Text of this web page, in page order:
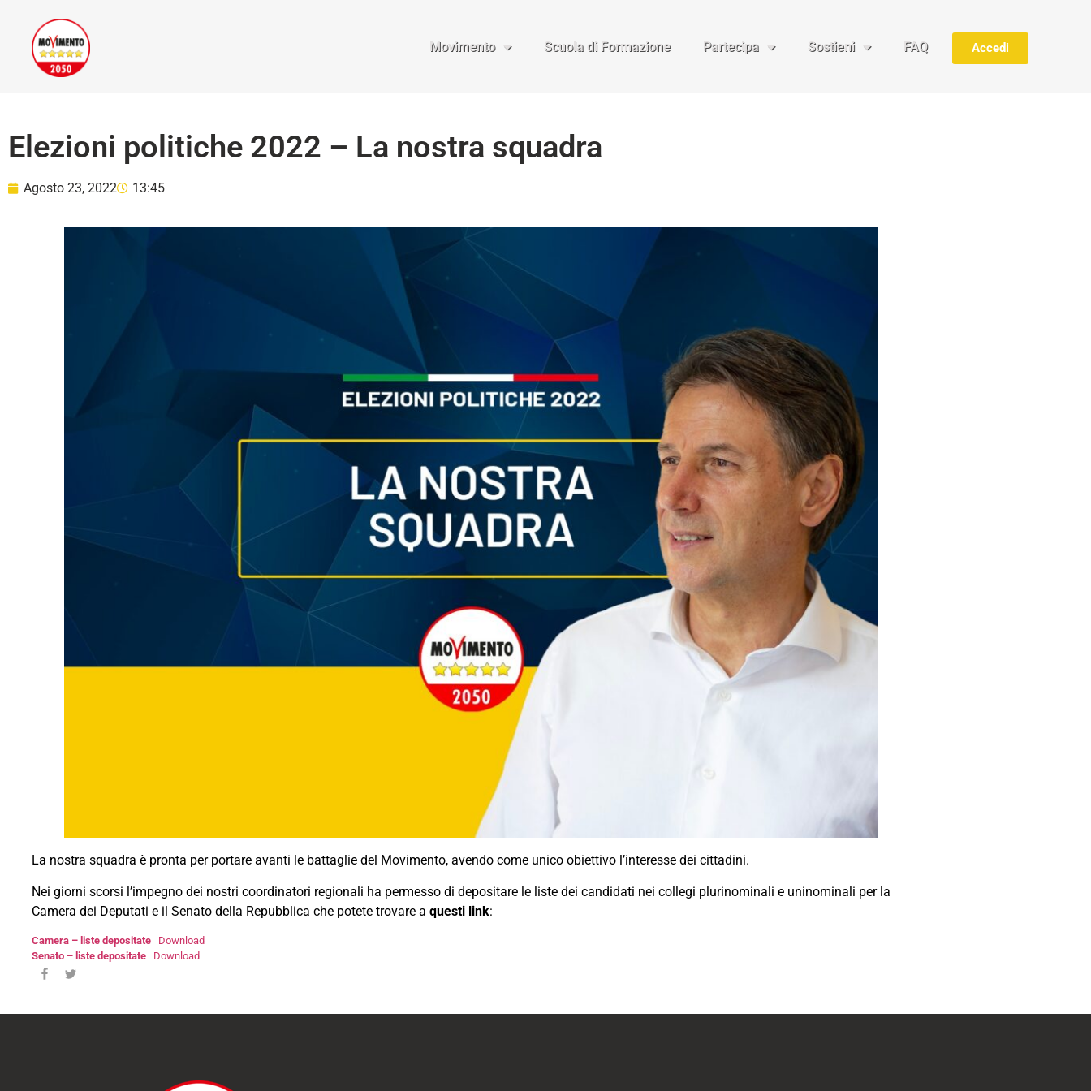
Movimento Scuola di Formazione Partecipa Sostieni FAQ Accedi
Elezioni politiche 2022 – La nostra squadra
Agosto 23, 2022 13:45
La nostra squadra è pronta per portare avanti le battaglie del Movimento, avendo come unico obiettivo l’interesse dei cittadini.
Nei giorni scorsi l’impegno dei nostri coordinatori regionali ha permesso di depositare le liste dei candidati nei collegi plurinominali e uninominali per la
Camera dei Deputati e il Senato della Repubblica che potete trovare a questi link:
Camera – liste depositate
Download
Senato – liste depositate
Download